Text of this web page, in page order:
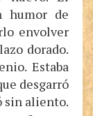
humor de
envolver
dorado.
Estaba
desgarró
sin aliento.